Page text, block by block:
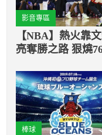
影音專區
【NBA】熱火靠
亮奪勝之路 狠燒
棒球